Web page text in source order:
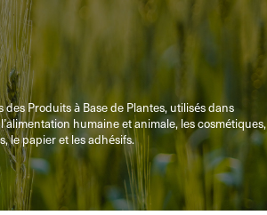
des Produits à Base de Plantes, utilisés dans
humaine et animale, les cosmétiques,
le papier et les adhésifs.